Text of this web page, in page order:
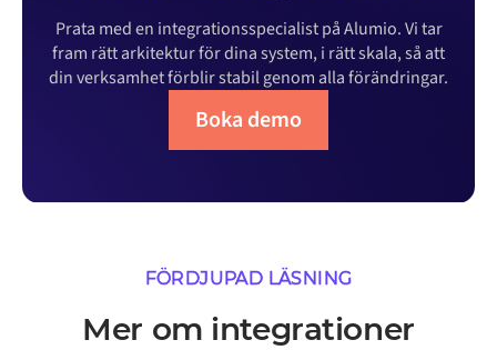
Prata med en integrationsspecialist på Alumio. Vi tar
fram rätt arkitektur för dina system, i rätt skala, så att
din verksamhet förblir stabil genom alla förändringar.
Boka demo
FÖRDJUPAD LÄSNING
Mer om integrationer